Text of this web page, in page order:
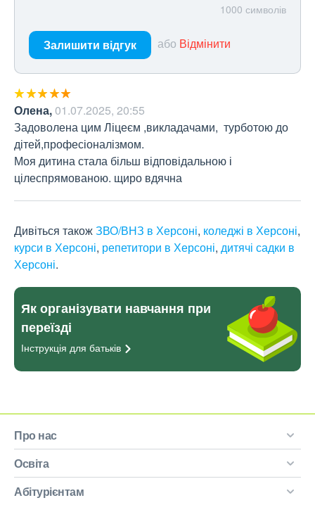
1000 символів
Залишити відгук або Відмінити
Олена,01.07.2025, 20:55
Задоволена цим Ліцеєм ,викладачами,  турботою до
дітей,професіоналізмом.
Моя дитина стала більш відповідальною і
цілеспрямованою. щиро вдячна
Дивіться такожЗВО/ВНЗ в Херсоні, коледжі в Херсоні,
курси в Херсоні, репетитори в Херсоні, дитячі садки в
Херсоні.
Як організувати навчання при
переїзді
Інструкція для батьків
Про нас
Освіта
Абітурієнтам